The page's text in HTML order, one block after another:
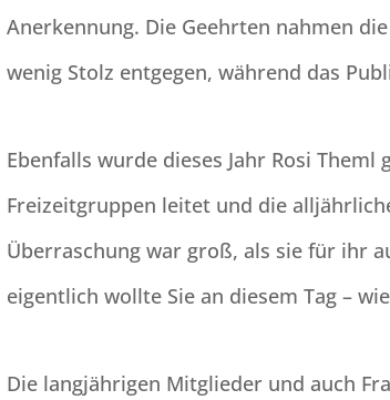
Anerkennung. Die Geehrten nahmen
wenig Stolz entgegen, während das
Ebenfalls wurde dieses Jahr Rosi
Freizeitgruppen leitet und die
Überraschung war groß, als sie für ihr
eigentlich wollte Sie an diesem Tag –
Die langjährigen Mitglieder und auch